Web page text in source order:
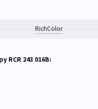
RichСolor
RCR 243 016B: